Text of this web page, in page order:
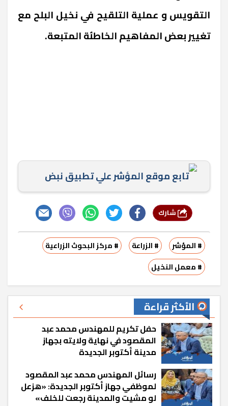
التقويس و عملية التلقيح في نخيل البلح مع
تغيير بعض المفاهيم الخاطئة المتبعة.
تابع موقع المؤشر علي تطبيق نبض
# المؤشر # الزراعة
# مركز البحوث الزراعية
# معمل النخيل
الأكثر قراءة
حفل تكريم للمهندس محمد عبد
المقصود في نهاية ولايته بجهاز
مدينة أكتوبر الجديدة
رسائل المهندس محمد عبد المقصود
لموظفي جهاز أكتوبر الجديدة: «هزعل
لو مشيت والمدينة رجعت للخلف»